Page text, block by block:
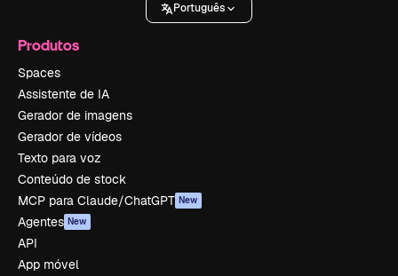
Português
Produtos
Spaces
Assistente de IA
Gerador de imagens
Gerador de vídeos
Texto para voz
Conteúdo de stock
MCP para Claude/ChatGPT New
Agentes New
API
App móvel